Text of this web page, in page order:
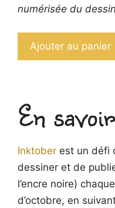
numérisée du
quantité
Inktober
2023
4
"Esquiver"
Ajouter au panier
En
Inktober est un défi
dessiner et de
l’encre noire)
d’octobre, en